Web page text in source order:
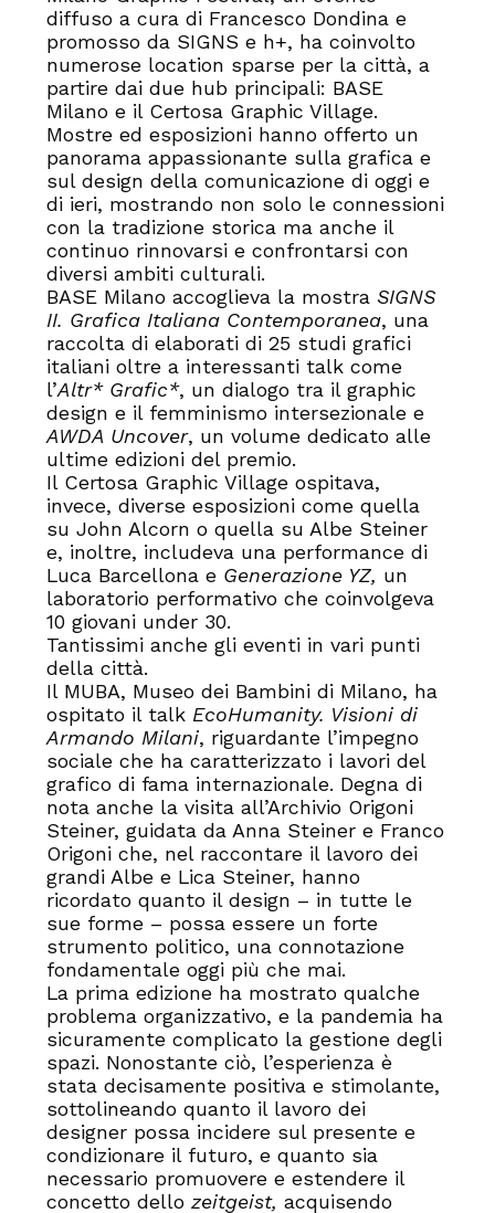
diffuso a cura di Francesco Dondina e
promosso da SIGNS e h+, ha coinvolto
numerose location sparse per la città, a
partire dai due hub principali: BASE
Milano e il Certosa Graphic Village.
Mostre ed esposizioni hanno offerto un
panorama appassionante sulla grafica e
sul design della comunicazione di oggi e
di ieri, mostrando non solo le connessioni
con la tradizione storica ma anche il
continuo rinnovarsi e confrontarsi con
diversi ambiti culturali.
BASE Milano accoglieva la mostra SIGNS
II. Grafica Italiana Contemporanea, una
raccolta di elaborati di 25 studi grafici
italiani oltre a interessanti talk come
l’Altr* Grafic*, un dialogo tra il graphic
design e il femminismo intersezionale e
AWDA Uncover, un volume dedicato alle
ultime edizioni del premio.
Il Certosa Graphic Village ospitava,
invece, diverse esposizioni come quella
su John Alcorn o quella su Albe Steiner
e, inoltre, includeva una performance di
Luca Barcellona e Generazione YZ, un
laboratorio performativo che coinvolgeva
10 giovani under 30.
Tantissimi anche gli eventi in vari punti
della città.
Il MUBA, Museo dei Bambini di Milano, ha
ospitato il talk EcoHumanity. Visioni di
Armando Milani, riguardante l’impegno
sociale che ha caratterizzato i lavori del
grafico di fama internazionale. Degna di
nota anche la visita all’Archivio Origoni
Steiner, guidata da Anna Steiner e Franco
Origoni che, nel raccontare il lavoro dei
grandi Albe e Lica Steiner, hanno
ricordato quanto il design – in tutte le
sue forme – possa essere un forte
strumento politico, una connotazione
fondamentale oggi più che mai.
La prima edizione ha mostrato qualche
problema organizzativo, e la pandemia ha
sicuramente complicato la gestione degli
spazi. Nonostante ciò, l’esperienza è
stata decisamente positiva e stimolante,
sottolineando quanto il lavoro dei
designer possa incidere sul presente e
condizionare il futuro, e quanto sia
necessario promuovere e estendere il
concetto dello zeitgeist, acquisendo